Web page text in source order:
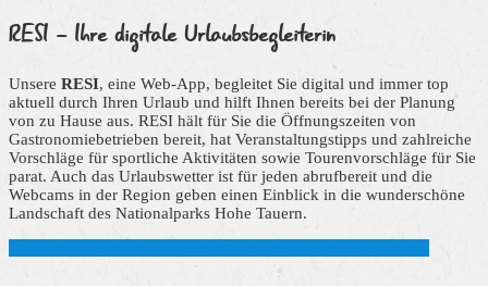
RESI - Ihre digitale Urlaubsbegleiterin
Unsere RESI, eine Web-App, begleitet Sie digital und immer top
aktuell durch Ihren Urlaub und hilft Ihnen bereits bei der Planung
von zu Hause aus. RESI hält für Sie die Öffnungszeiten von
Gastronomiebetrieben bereit, hat Veranstaltungstipps und zahlreiche
Vorschläge für sportliche Aktivitäten sowie Tourenvorschläge für Sie
parat. Auch das Urlaubswetter ist für jeden abrufbereit und die
Webcams in der Region geben einen Einblick in die wunderschöne
Landschaft des Nationalparks Hohe Tauern.